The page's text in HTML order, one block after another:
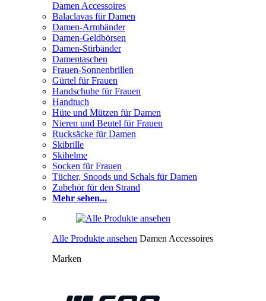
Damen Accessoires
Balaclavas für Damen
Damen-Armbänder
Damen-Geldbörsen
Damen-Stirbänder
Damentaschen
Frauen-Sonnenbrillen
Gürtel für Frauen
Handschuhe für Frauen
Handtuch
Hüte und Mützen für Damen
Nieren und Beutel für Frauen
Rucksäcke für Damen
Skibrille
Skihelme
Socken für Frauen
Tücher, Snoods und Schals für Damen
Zubehör für den Strand
Mehr sehen...
Alle Produkte ansehen Damen Accessoires
Marken